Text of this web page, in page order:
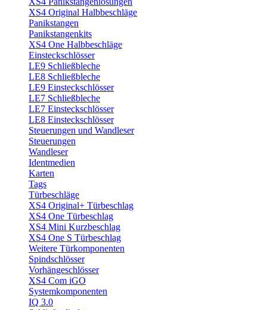
XS4 Original Halbbeschläge
Panikstangen
Panikstangenkits
XS4 One Halbbeschläge
Einsteckschlösser
LE9 Schließbleche
LE8 Schließbleche
LE9 Einsteckschlösser
LE7 Schließbleche
LE7 Einsteckschlösser
LE8 Einsteckschlösser
Steuerungen und Wandleser
Steuerungen
Wandleser
Identmedien
Karten
Tags
Türbeschläge
XS4 Original+ Türbeschlag
XS4 One Türbeschlag
XS4 Mini Kurzbeschlag
XS4 One S Türbeschlag
Weitere Türkomponenten
Spindschlösser
Vorhängeschlösser
XS4 Com iGO
Systemkomponenten
IQ 3.0